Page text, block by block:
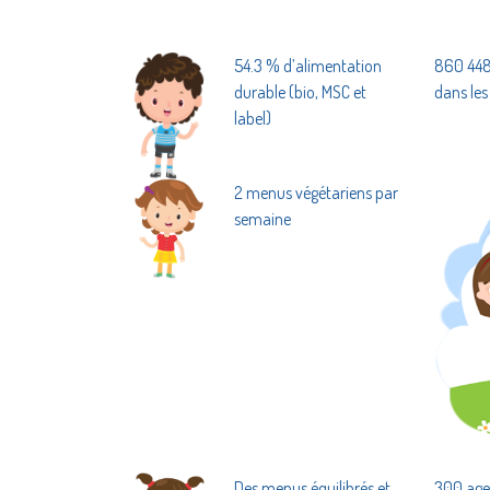
54.3 % d’alimentation
durable (bio, MSC et
label)
860
dans
2 menus végétariens par
semaine